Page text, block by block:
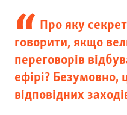
Про яку
говорити, якщо
переговорів
ефірі? Безумовно,
відповідних